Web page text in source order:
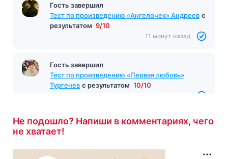
Гость завершил
Тест по произведению «Ангелочек» Андреев с
результатом 9/10
11 минут назад
Гость завершил
Тест по произведению «Первая любовь»
Тургенев с результатом 10/10
Не подошло? Напиши в комментариях, чего
не хватает!